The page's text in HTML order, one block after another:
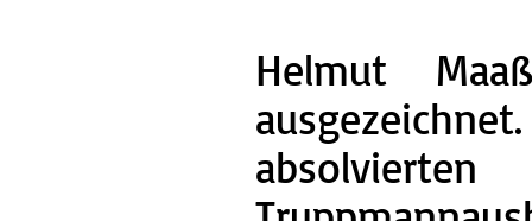
Helmut